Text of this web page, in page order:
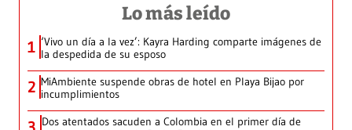
Lo más leído
1 ‘Vivo un día a la vez’: Kayra Harding comparte imágenes de
la despedida de su esposo
2 MiAmbiente suspende obras de hotel en Playa Bijao por
incumplimientos
Dos atentados sacuden a Colombia en el primer día de